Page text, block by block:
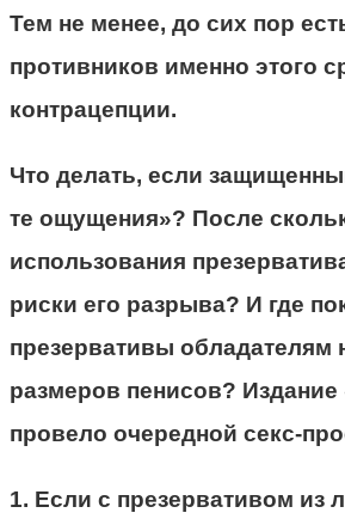
Тем не менее, до сих пор
противников именно этого
контрацепции.
Что делать, если
те ощущения»? После
использования
риски его разрыва? И где
презервативы обладателям
размеров пенисов? Издание
провело очередной секс-
1. Если с презервативом из